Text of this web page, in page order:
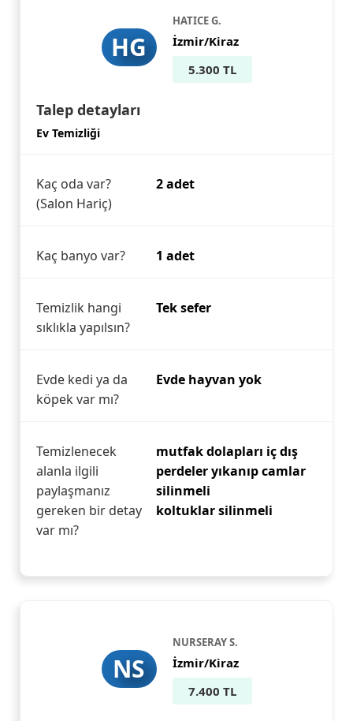
HG
HATICE G.
İzmir/Kiraz
5.300 TL
Talep detayları
Ev Temizliği
Kaç oda var?
(Salon Hariç)
2 adet
Kaç banyo var? 1 adet
Temizlik hangi
sıklıkla yapılsın?
Tek sefer
Evde kedi ya da
köpek var mı?
Evde hayvan yok
Temizlenecek
alanla ilgili
paylaşmanız
gereken bir detay
var mı?
mutfak dolapları iç dış
perdeler yıkanıp camlar
silinmeli
koltuklar silinmeli
NS
NURSERAY S.
İzmir/Kiraz
7.400 TL